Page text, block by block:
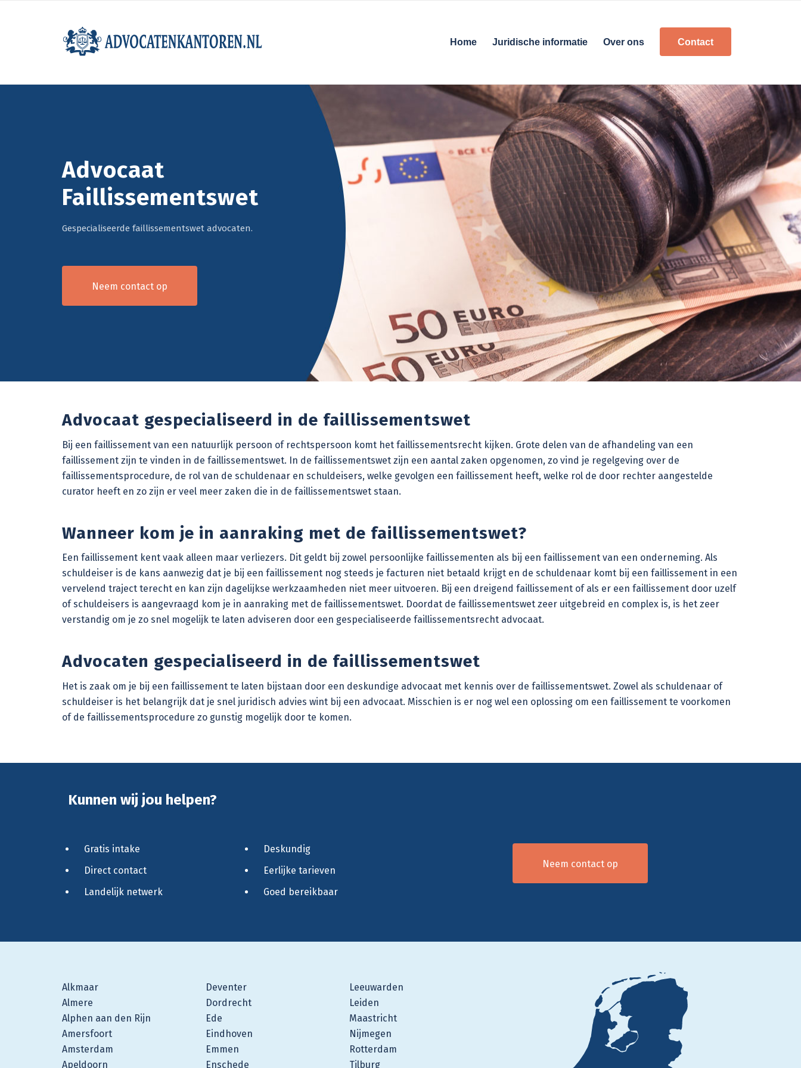
Home Juridische informatie Over ons Contact
Advocaat
Faillissementswet
Gespecialiseerde faillissementswet advocaten.
Neem contact op
Advocaat gespecialiseerd in de faillissementswet
Bij een faillissement van een natuurlijk persoon of rechtspersoon komt het faillissementsrecht kijken. Grote delen van de afhandeling van een
faillissement zijn te vinden in de faillissementswet. In de faillissementswet zijn een aantal zaken opgenomen, zo vind je regelgeving over de
faillissementsprocedure, de rol van de schuldenaar en schuldeisers, welke gevolgen een faillissement heeft, welke rol de door rechter aangestelde
curatorheeft en zo zijn er veel meer zaken die in de faillissementswet staan.
Wanneer kom je in aanraking met de faillissementswet?
Een faillissement kent vaak alleen maar verliezers. Dit geldt bij zowel persoonlijke faillissementen als bij een faillissement van een onderneming. Als
schuldeiser is de kans aanwezig dat je bij een faillissement nog steeds je facturen niet betaald krijgt en de schuldenaar komt bij een faillissement in een
vervelend traject terecht en kan zijn dagelijkse werkzaamheden niet meer uitvoeren. Bij een dreigend faillissement of als er een faillissement door uzelf
of schuldeisers is aangevraagd kom je in aanraking met de faillissementswet. Doordat de faillissementswetzeer uitgebreid en complex is, is het zeer
verstandig om je zo snel mogelijk te laten adviseren door een gespecialiseerde faillissementsrecht advocaat.
Advocaten gespecialiseerd in de faillissementswet
Het is zaak om je bij een faillissement te laten bijstaan door een deskundige advocaat met kennis over de faillissementswet. Zowel als schuldenaar of
schuldeiser is het belangrijk dat je snel juridisch advies wint bij een advocaat. Misschien is er nog wel een oplossing om een faillissement te voorkomen
of de faillissementsprocedure zo gunstig mogelijk door te komen.
Kunnen wij jou helpen?
Gratis intake
Direct contact
Landelijk netwerk
Deskundig
Eerlijke tarieven
Goed bereikbaar
Neem contact op
Alkmaar
Almere
Alphen aan den Rijn
Amersfoort
Amsterdam
Apeldoorn
Deventer
Dordrecht
Ede
Eindhoven
Emmen
Enschede
Leeuwarden
Leiden
Maastricht
Nijmegen
Rotterdam
Tilburg